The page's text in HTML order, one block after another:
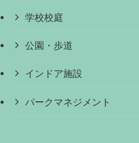
学校校庭
公園・歩道
インドア施設
パークマネジメント